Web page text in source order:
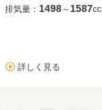
排気量： 1498～ 1587cc
詳しく見る